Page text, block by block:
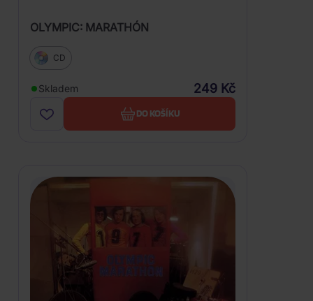
OLYMPIC: MARATHÓN
CD
Skladem 249 Kč
DO KOŠÍKU